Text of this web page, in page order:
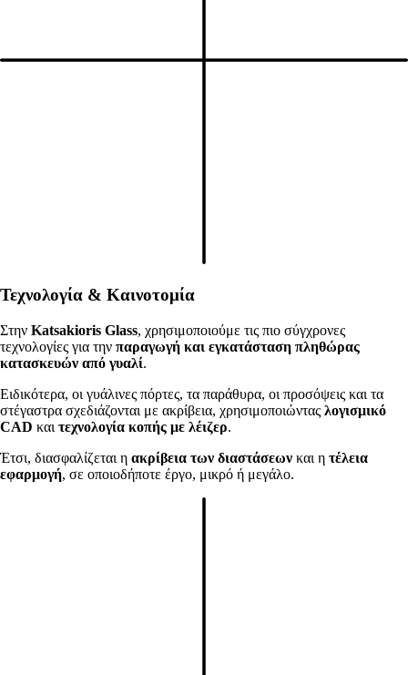
Τεχνολογία & Καινοτομία
Στην Katsakioris Glass, χρησιμοποιούμε τις πιο σύγχρονες
τεχνολογίες για την παραγωγή και εγκατάσταση πληθώρας
κατασκευών από γυαλί.
Ειδικότερα, οι γυάλινες πόρτες, τα παράθυρα, οι προσόψεις και τα
στέγαστρα σχεδιάζονται με ακρίβεια, χρησιμοποιώντας λογισμικό
CAD και τεχνολογία κοπής με λέιζερ.
Έτσι, διασφαλίζεται η ακρίβεια των διαστάσεων και η τέλεια
εφαρμογή, σε οποιοδήποτε έργο, μικρό ή μεγάλο.